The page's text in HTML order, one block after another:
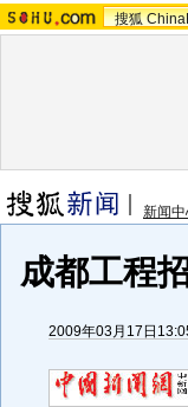
搜狐
新闻
成都工程
2009年03月17日